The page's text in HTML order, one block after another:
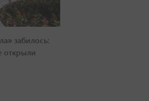
забилось:
открыли